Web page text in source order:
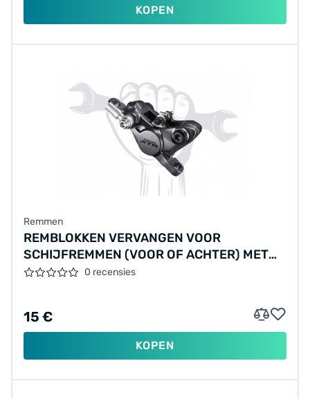
KOPEN
Remmen
REMBLOKKEN VERVANGEN VOOR
SCHIJFREMMEN (VOOR OF ACHTER) MET
AFSTELLING, MATERIALEN APART
0 recensies
15 €
KOPEN